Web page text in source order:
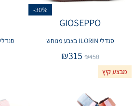
-30%
GIOSEPPO
סנדלי ILORIN בצבע מנוחש
₪450
₪315
סנדלי MAZURI בצבעי כחול פסטל
מבצע קיץ